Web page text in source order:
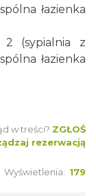
łazienka
(sypialnia z
łazienka
w treści? ZGŁOŚ
rezerwacją
Wyświetlenia: 179